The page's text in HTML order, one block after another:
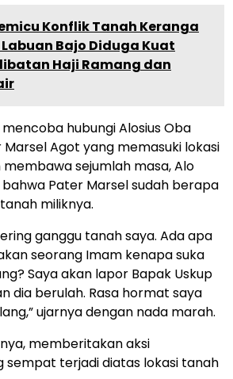
Konflik Tanah Keranga
Bajo Diduga Kuat
Haji Ramang dan
mencoba hubungi Alosius Oba
Agot yang memasuki lokasi
sejumlah masa, Alo
Pater Marsel sudah berapa
miliknya.
ganggu tanah saya. Ada apa
seorang Imam kenapa suka
Saya akan lapor Bapak Uskup
dia berulah. Rasa hormat saya
ujarnya dengan nada marah.
memberitakan aksi
sempat terjadi diatas lokasi tanah